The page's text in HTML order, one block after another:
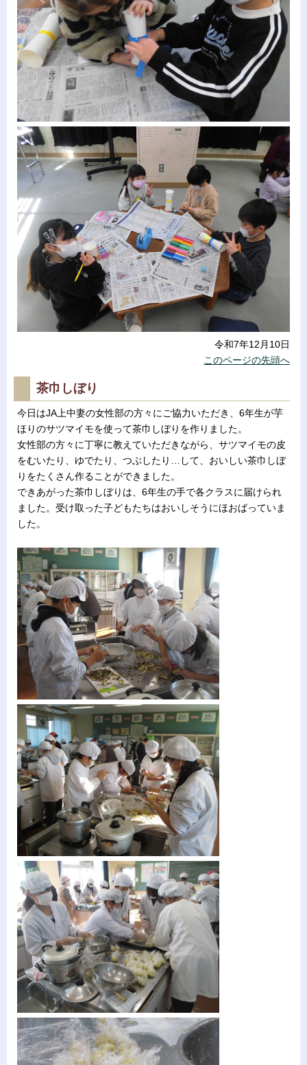
令和7年12月10日
このページの先頭へ
茶巾しぼり
今日はJA上中妻の女性部の方々にご協力いただき、6年生が芋
ほりのサツマイモを使って茶巾しぼりを作りました。
女性部の方々に丁寧に教えていただきながら、サツマイモの皮
をむいたり、ゆでたり、つぶしたり…して、おいしい茶巾しぼ
りをたくさん作ることができました。
できあがった茶巾しぼりは、6年生の手で各クラスに届けられ
ました。受け取った子どもたちはおいしそうにほおばっていま
した。